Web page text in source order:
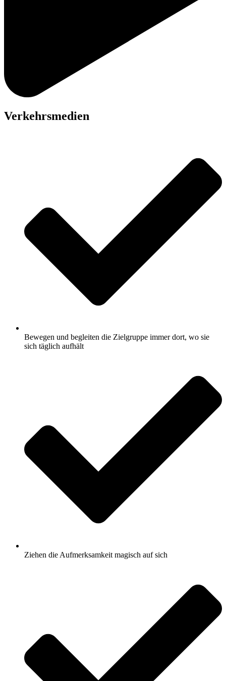
Verkehrsmedien
Bewegen und begleiten die Zielgruppe immer dort, wo sie
sich täglich aufhält
Ziehen die Aufmerksamkeit magisch auf sich